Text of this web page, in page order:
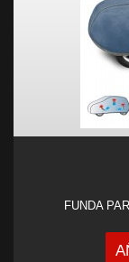
FUNDA